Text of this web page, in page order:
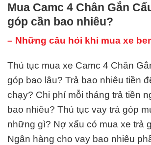
Mua Camc 4 Chân Gắn
góp cần bao nhiêu?
– Những câu hỏi khi mua xe
Thủ tục mua xe Camc 4 Chân
góp bao lâu? Trả bao nhiêu tiền
chạy? Chi phí mỗi tháng trả tiền
bao nhiêu? Thủ tục vay trả góp
những gì? Nợ xấu có mua xe trả
Ngân hàng cho vay bao nhiêu